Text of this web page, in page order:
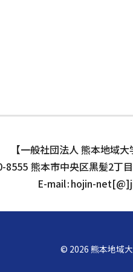
一般社団法人 熊本地域
8555 熊本市中央区黒髪2丁
E-mail hojin-
© 2026 熊本地域